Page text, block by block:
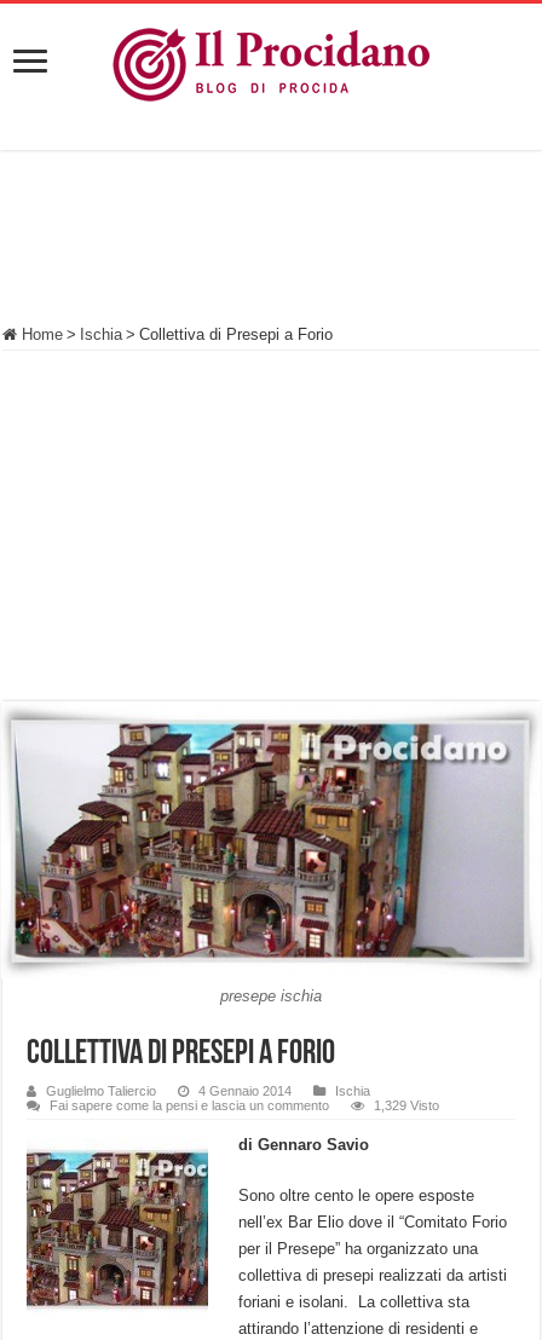
Home > Ischia > Collettiva di Presepi a Forio
presepe ischia
Collettiva di Presepi a Forio
Guglielmo Taliercio 4 Gennaio 2014
Ischia
Fai sapere come la pensi e lascia un commento
1,329 Visto
di Gennaro Savio
Sono oltre cento le opere esposte
nell’ex Bar Elio dove il “Comitato Forio
per il Presepe” ha organizzato una
collettiva di presepi realizzati da artisti
foriani e isolani. La collettiva sta
attirando l’attenzione di residenti e